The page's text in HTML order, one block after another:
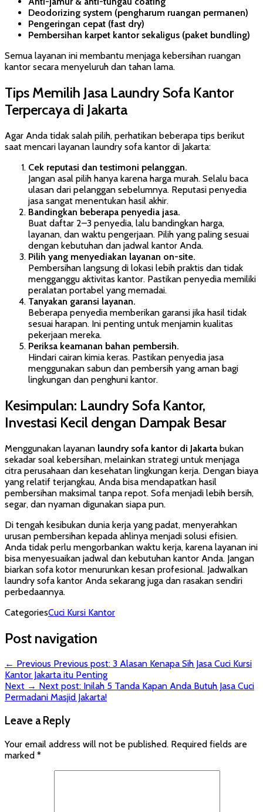
Deodorizing system (pengharum ruangan permanen)
Pengeringan cepat (fast dry)
Pembersihan karpet kantor sekaligus (paket bundling)
Semua layanan ini membantu menjaga kebersihan ruangan
kantor secara menyeluruh dan tahan lama.
Tips Memilih Jasa Laundry Sofa Kantor
Terpercaya di Jakarta
Agar Anda tidak salah pilih, perhatikan beberapa tips berikut
saat mencari layanan laundry sofa kantor di Jakarta:
Cek reputasi dan testimoni pelanggan.
Jangan asal pilih hanya karena harga murah. Selalu baca
ulasan dari pelanggan sebelumnya. Reputasi penyedia
jasa sangat menentukan hasil akhir.
Bandingkan beberapa penyedia jasa.
Buat daftar 2–3 penyedia, lalu bandingkan harga,
layanan, dan waktu pengerjaan. Pilih yang paling sesuai
dengan kebutuhan dan jadwal kantor Anda.
Pilih yang menyediakan layanan on-site.
Pembersihan langsung di lokasi lebih praktis dan tidak
mengganggu aktivitas kantor. Pastikan penyedia memiliki
peralatan portabel yang memadai.
Tanyakan garansi layanan.
Beberapa penyedia memberikan garansi jika hasil tidak
sesuai harapan. Ini penting untuk menjamin kualitas
pekerjaan mereka.
Periksa keamanan bahan pembersih.
Hindari cairan kimia keras. Pastikan penyedia jasa
menggunakan sabun dan pembersih yang aman bagi
lingkungan dan penghuni kantor.
Kesimpulan: Laundry Sofa Kantor,
Investasi Kecil dengan Dampak Besar
Menggunakan layanan laundry sofa kantor di Jakarta bukan
sekadar soal kebersihan, melainkan strategi untuk menjaga
citra perusahaan dan kesehatan lingkungan kerja. Dengan biaya
yang relatif terjangkau, Anda bisa mendapatkan hasil
pembersihan maksimal tanpa repot. Sofa menjadi lebih bersih,
segar, dan nyaman digunakan siapa pun.
Di tengah kesibukan dunia kerja yang padat, menyerahkan
urusan pembersihan kepada ahlinya menjadi solusi efisien.
Anda tidak perlu mengorbankan waktu kerja, karena layanan ini
bisa menyesuaikan jadwal dan kebutuhan kantor Anda. Jangan
biarkan sofa kotor menurunkan kesan profesional. Jadwalkan
laundry sofa kantor Anda sekarang juga dan rasakan sendiri
perbedaannya.
CategoriesCuci Kursi Kantor
Post navigation
← Previous Previous post: 3 Alasan Kenapa Sih Jasa Cuci Kursi
Kantor Jakarta itu Penting
Next → Next post: Inilah 5 Tanda Kapan Anda Butuh Jasa Cuci
Permadani Masjid Jakarta!
Leave a Reply
Your email address will not be published. Required fields are
marked *